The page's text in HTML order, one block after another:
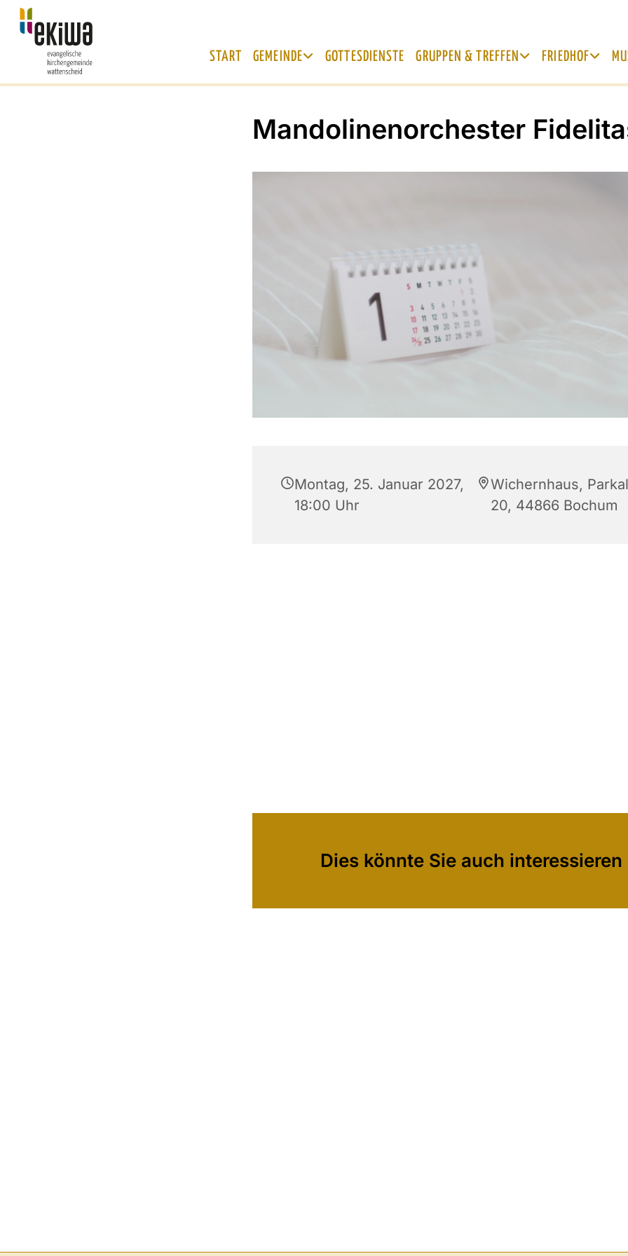
START GEMEINDE GOTTESDIENSTE GRUPPEN & TREFFEN FRIEDHOF
Mandolinenorchester
Montag, 25. Januar 2027,
18:00 Uhr
Wichernhaus,
20, 44866 Bochum
Dies könnte Sie auch interessieren